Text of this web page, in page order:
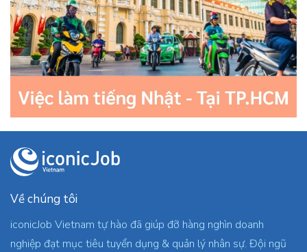
Về chúng tôi
iconicJob Vietnam tự hào đã giúp đỡ hàng nghìn doanh
nghiệp đạt mục tiêu tuyển dụng & quản lý nhân sự. Đội ngũ